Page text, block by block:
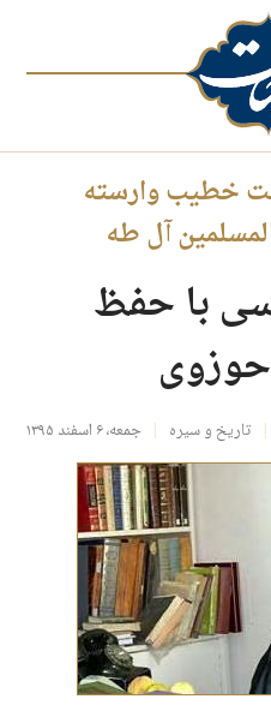
خطیب وارسته
آل طه
با حفظ
تاریخ و سیره جمعه، ۶ اسفند ۱۳۹۵